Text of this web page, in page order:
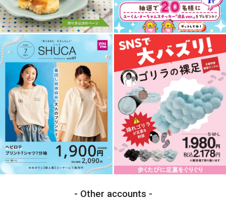
Other accounts